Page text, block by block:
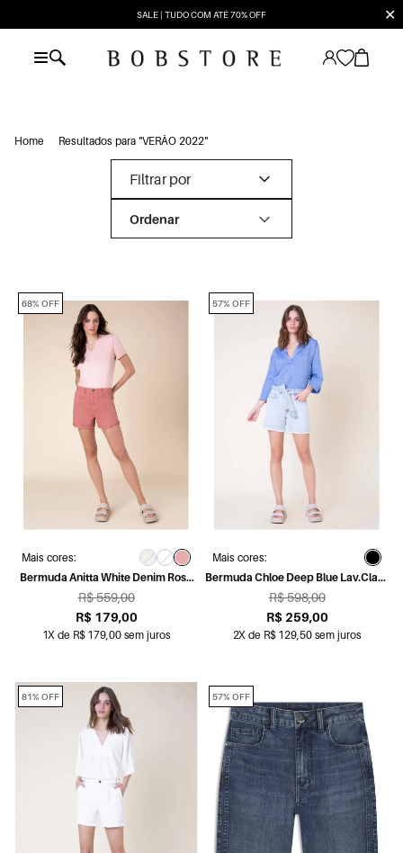
SALE | TUDO COM ATÉ 70% OFF ✕
Home Resultados para "VERÃO 2022"
Filtrar por
Mais cores:
Bermuda Anitta White Denim Rosa
Velho
R$ 559,00
R$ 179,00
1X de R$ 179,00 sem juros
68% OFF
Mais cores:
Bermuda Chloe Deep Blue Lav.Claro
Destroyer Rebol
R$ 598,00
R$ 259,00
2X de R$ 129,50 sem juros
57% OFF
81% OFF 57% OFF